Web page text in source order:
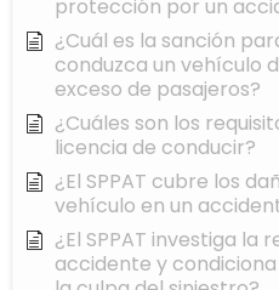
protección por un
¿Cuál es la sanción
conduzca un vehículo
exceso de pasajeros?
¿Cuáles son los
licencia de conducir?
¿El SPPAT cubre los
vehículo en un
¿El SPPAT investiga la
accidente y